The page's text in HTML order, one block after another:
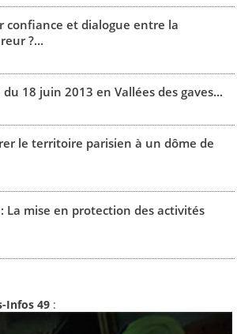
confiance et dialogue entre la
?...
18 juin 2013 en Vallées des gaves...
le territoire parisien à un dôme de
La mise en protection des activités
Infos 49 :